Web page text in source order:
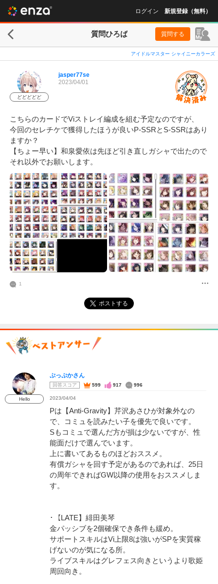
ログイン 新規登録（無料）
質問ひろば 質問する
アイドルマスター シャイニーカラーズ
どどどどど
jasper77se
2023/04/01
こちらのカードでViストレイ編成を組む予定なのですが、
今回のセレチケで獲得したほうが良いP-SSRとS-SSRはあり
ますか？
【ちょー早い】和泉愛依は先ほど引き直しガシャで出たので
それ以外でお願いします。
1
ポストする
Hello
ぷっぷかさん
回答スコア 599 917 996
2023/04/04
Pは【Anti-Gravity】芹沢あさひが対象外なの
で、コミュを読みたい子を優先で良いです。
Sもコミュで選んだ方が損は少ないですが、性
能面だけで選んでいます。
上に書いてあるものほどおススメ。
有償ガシャを回す予定があるのであれば、25日
の周年できればGW以降の使用をおススメしま
す。
･【LATE】緋田美琴
金パッシブを2個確保でき条件も緩め。
サポートスキルはVi上限8は強いがSPを実質稼
げないのが気になる所。
ライブスキルはグレフェス向きというより歌姫
周回向き。